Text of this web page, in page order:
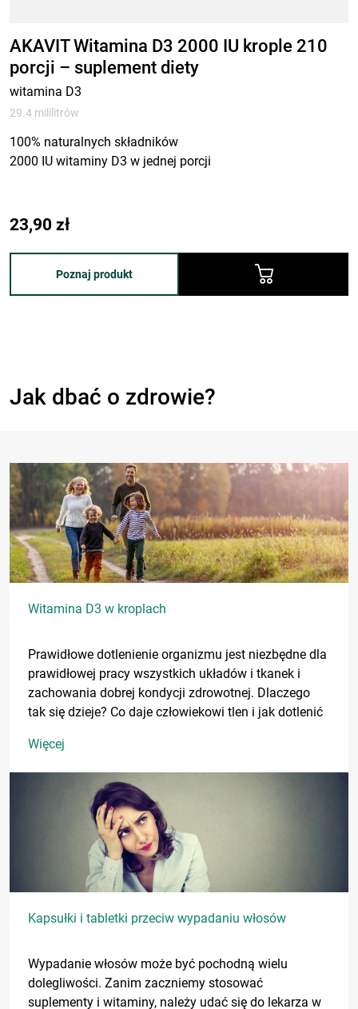
AKAVIT Witamina D3 2000 IU krople 210
porcji – suplement diety
witamina D3
29.4 mililitrów
100% naturalnych składników
2000 IU witaminy D3 w jednej porcji
23,90 zł
Poznaj produkt
Jak dbać o zdrowie?
Witamina D3 w kroplach
Prawidłowe dotlenienie organizmu jest niezbędne dla
prawidłowej pracy wszystkich układów i tkanek i
zachowania dobrej kondycji zdrowotnej. Dlaczego
tak się dzieje? Co daje człowiekowi tlen i jak dotlenić
Więcej
Kapsułki i tabletki przeciw wypadaniu włosów
Wypadanie włosów może być pochodną wielu
dolegliwości. Zanim zaczniemy stosować
suplementy i witaminy, należy udać się do lekarza w